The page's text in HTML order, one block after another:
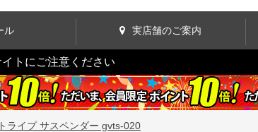
ル 実店舗のご案内
イトにご注意ください
ライプ サスペンダー gvts-020